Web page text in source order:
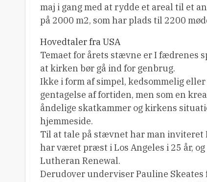
maj i gang med at rydde et areal til et
på 2000 m2, som har plads til 2200
Hovedtaler fra USA
Temaet for årets stævne er I fædrenes
at kirken bør gå ind for genbrug.
Ikke i form af simpel, kedsommelig
gentagelse af fortiden, men som en
åndelige skatkammer og kirkens
hjemmeside.
Til at tale på stævnet har man inviteret
har været præst i Los Angeles i 25 år,
Lutheran Renewal.
Derudover underviser Pauline Skeates